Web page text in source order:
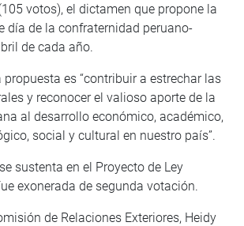
votos), el dictamen que propone la
día de la confraternidad peruano-
de cada año.
es “contribuir a estrechar las
y reconocer el valioso aporte de la
al desarrollo económico, académico,
social y cultural en nuestro país”.
sustenta en el Proyecto de Ley
exonerada de segunda votación.
de Relaciones Exteriores, Heidy